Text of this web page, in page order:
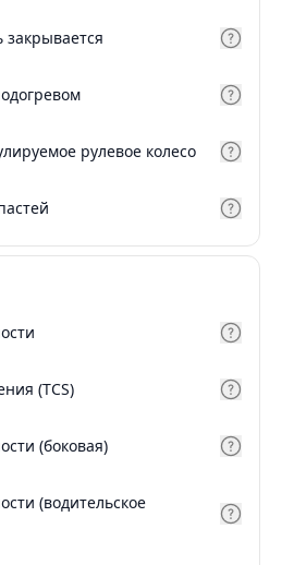
рулевое колесо
(TCS)
(боковая)
(водительское